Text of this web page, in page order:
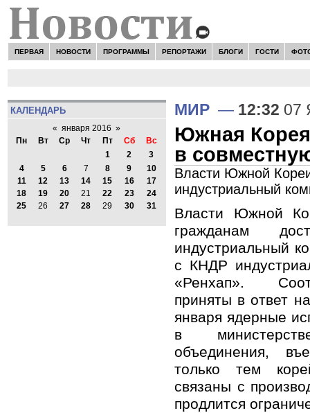
ПЕРВАЯ НОВОСТИ ПРОГРАММЫ РЕПОРТАЖИ БЛОГИ ГОСТИ
КАЛЕНДАРЬ
« января 2016 »
Пн
Вт Ср Чт Пт Сб
Вс
1
2
3
4
5 6 7 8 9
10
11
12 13 14 15 16
17
18
19 20 21 22 23
24
25
26 27 28 29 30 31
МИР — 12:32 07
Южная Корея
в
Власти Южной
индустриальный
Власти Южной
гражданам
индустриальный
с КНДР
«Ренхап».
приняты в ответ
января ядерные
в
объединения,
только тем
связаны с
продлится